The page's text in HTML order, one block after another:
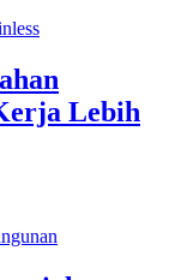
Lebih